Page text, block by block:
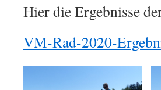
Hier die Ergebnisse
VM-Rad-2020-